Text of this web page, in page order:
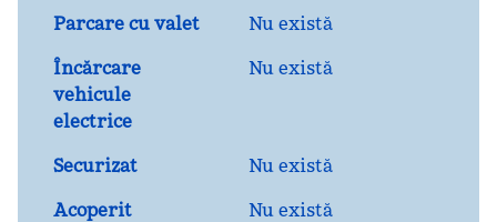
Parcare cu valet
Nu există
Încărcare
vehicule
electrice
Nu există
Securizat
Nu există
Acoperit
Nu există